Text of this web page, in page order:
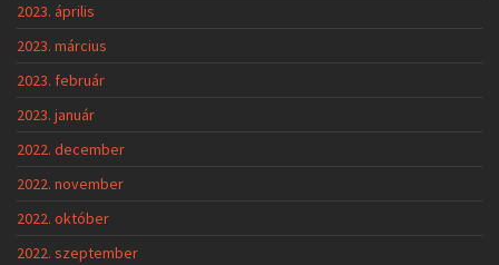
2023. április
2023. március
2023. február
2023. január
2022. december
2022. november
2022. október
2022. szeptember